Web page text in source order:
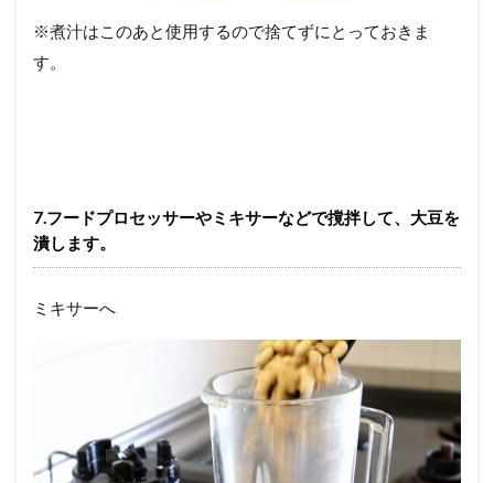
※煮汁はこのあと使用するので捨てずにとっておきま
す。
7.フードプロセッサーやミキサーなどで撹拌して、大豆を
潰します。
ミキサーへ